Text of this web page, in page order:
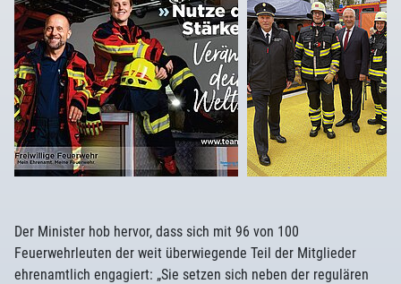
Der Minister hob hervor, dass sich mit 96 von 100
Feuerwehrleuten der weit überwiegende Teil der Mitglieder
ehrenamtlich engagiert: „Sie setzen sich neben der regulären